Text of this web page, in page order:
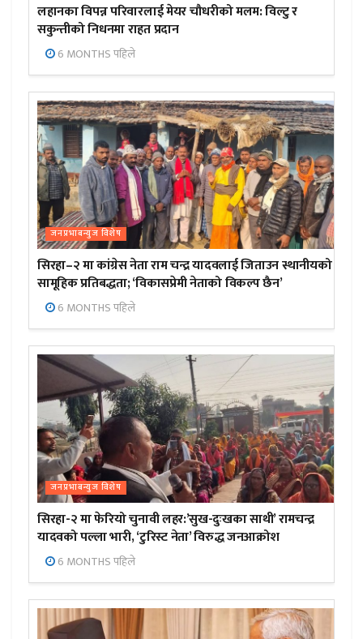
लहानका विपन्न परिवारलाई मेयर चौधरीको मलम: विल्टु र
सकुन्तीको निधनमा राहत प्रदान
6 MONTHS पहिले
जनप्रभाबन्युज विशेष
सिरहा–२ मा कांग्रेस नेता राम चन्द्र यादवलाई जिताउन स्थानीयको
सामूहिक प्रतिबद्धता; ‘विकासप्रेमी नेताको विकल्प छैन’
6 MONTHS पहिले
जनप्रभाबन्युज विशेष
सिरहा-२ मा फेरियो चुनावी लहर:’सुख-दुःखका साथी’ रामचन्द्र
यादवको पल्ला भारी, ‘टुरिस्ट नेता’ विरुद्ध जनआक्रोश
6 MONTHS पहिले